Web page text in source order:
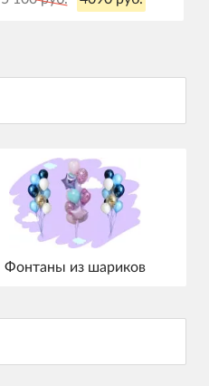
Фонтаны из шариков